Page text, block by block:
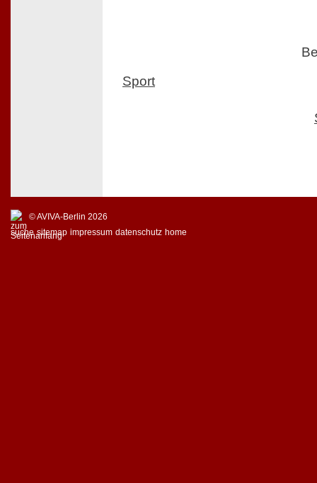
Sport
© AVIVA-Berlin 2026
suche sitemap impressum datenschutz home